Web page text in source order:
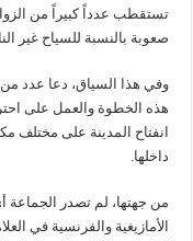
تستقطب عدداً كبيراً من
صعوبة بالنسبة للسياح غير
وفي هذا السياق، دعا عدد
هذه الخطوة والعمل على
انفتاح المدينة على مختلف
داخلها.
من جهتها، لم تصدر
الأمازيغية والفرنسية في